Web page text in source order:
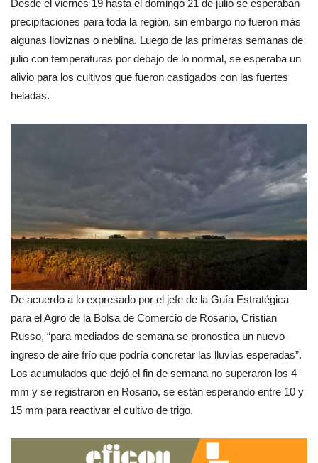
Desde el viernes 19 hasta el domingo 21 de julio se esperaban
precipitaciones para toda la región, sin embargo no fueron más
algunas lloviznas o neblina. Luego de las primeras semanas de
julio con temperaturas por debajo de lo normal, se esperaba un
alivio para los cultivos que fueron castigados con las fuertes
heladas.
De acuerdo a lo expresado por el jefe de la Guía Estratégica
para el Agro de la Bolsa de Comercio de Rosario, Cristian
Russo, “para mediados de semana se pronostica un nuevo
ingreso de aire frío que podría concretar las lluvias esperadas”.
Los acumulados que dejó el fin de semana no superaron los 4
mm y se registraron en Rosario, se están esperando entre 10 y
15 mm para reactivar el cultivo de trigo.